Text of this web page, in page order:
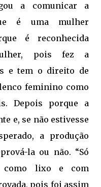
a comunicar a
é uma mulher
é reconhecida
pois fez a
e tem o direito de
feminino como
Depois porque a
e, se não estivesse
a produção
la ou não. “Só
lixo e com
pois foi assim